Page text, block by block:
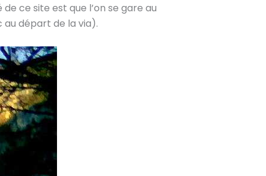
ce site est que l’on se gare au
au départ de la via).